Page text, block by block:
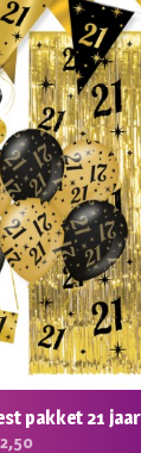
pakket 21 jaar